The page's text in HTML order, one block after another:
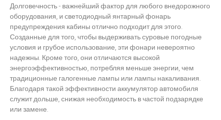
Долговечность - важнейший фактор для любого внедорожного
оборудования, и светодиодный янтарный фонарь
предупреждения кабины отлично подходит для этого.
Созданные для того, чтобы выдерживать суровые погодные
условия и грубое использование, эти фонари невероятно
надежны. Кроме того, они отличаются высокой
энергоэффективностью, потребляя меньше энергии, чем
традиционные галогенные лампы или лампы накаливания.
Благодаря такой эффективности аккумулятор автомобиля
служит дольше, снижая необходимость в частой подзарядке
или замене.